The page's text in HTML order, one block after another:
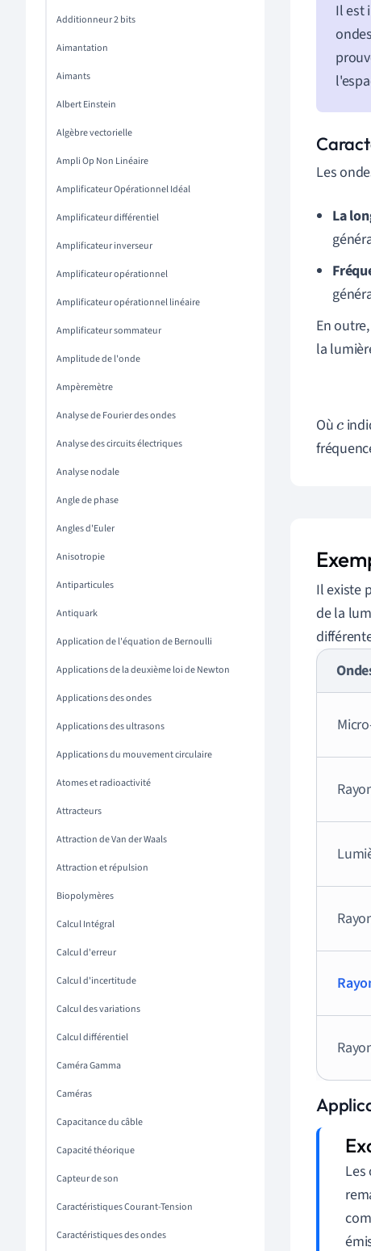
Additionneur 2 bits
Aimantation
Aimants
Albert Einstein
Algèbre vectorielle
Ampli Op Non Linéaire
Amplificateur Opérationnel Idéal
Amplificateur différentiel
Amplificateur inverseur
Amplificateur opérationnel
Amplificateur opérationnel linéaire
Amplificateur sommateur
Amplitude de l'onde
Ampèremètre
Analyse de Fourier des ondes
Analyse des circuits électriques
Analyse nodale
Angle de phase
Angles d'Euler
Anisotropie
Antiparticules
Antiquark
Application de l'équation de Bernoulli
Applications de la deuxième loi de Newton
Applications des ondes
Applications des ultrasons
Applications du mouvement circulaire
Atomes et radioactivité
Attracteurs
Attraction de Van der Waals
Attraction et répulsion
Biopolymères
Calcul Intégral
Calcul d'erreur
Calcul d'incertitude
Calcul des variations
Calcul différentiel
Caméra Gamma
Caméras
Capacitance du câble
Capacité théorique
Capteur de son
Caractéristiques Courant-Tension
Caractéristiques des ondes
Il est
Les
La
En
la
Oùc
Il existe
de la